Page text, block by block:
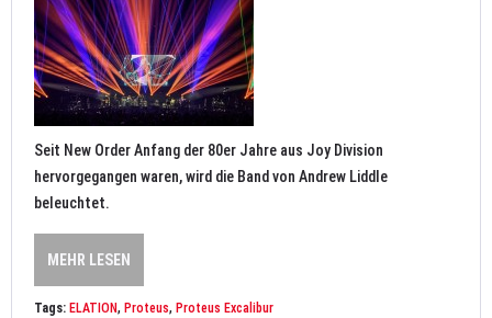
Seit New Order Anfang der 80er Jahre aus Joy Division
hervorgegangen waren, wird die Band von Andrew Liddle
beleuchtet.
MEHR LESEN
Tags: ELATION, Proteus, Proteus Excalibur